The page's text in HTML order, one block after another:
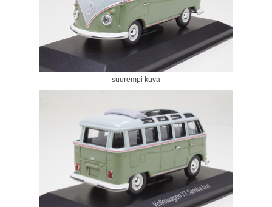
suurempi kuva